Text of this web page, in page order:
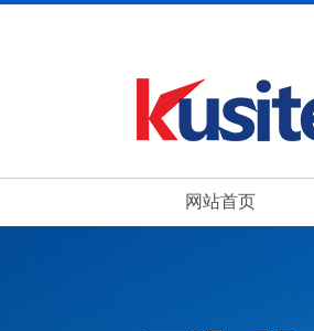
网站首页